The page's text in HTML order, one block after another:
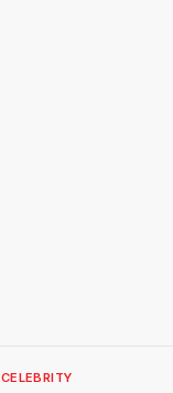
CELEBRITY